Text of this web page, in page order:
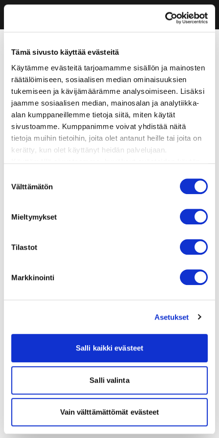
Tämä sivusto käyttää evästeitä
Käytämme evästeitä tarjoamamme sisällön ja mainosten
räätälöimiseen, sosiaalisen median ominaisuuksien
tukemiseen ja kävijämäärämme analysoimiseen. Lisäksi
jaamme sosiaalisen median, mainosalan ja analytiikka-
alan kumppaneillemme tietoja siitä, miten käytät
sivustoamme. Kumppanimme voivat yhdistää näitä
tietoja muihin tietoihin, joita olet antanut heille tai joita on
kerätty, kun olet käyttänyt heidän palvelujaan.
valinta
Välttämätön
Mieltymykset
Tilastot
Markkinointi
Asetukset
Salli kaikki evästeet
Salli valinta
Vain välttämättömät evästeet